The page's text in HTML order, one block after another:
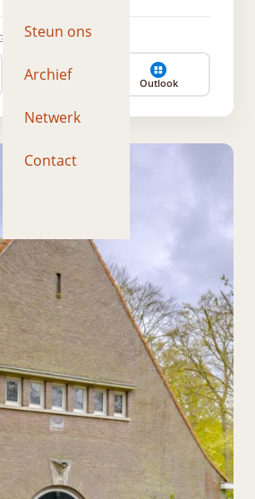
Steun ons
Archief
Netwerk
Contact
Apple Outlook